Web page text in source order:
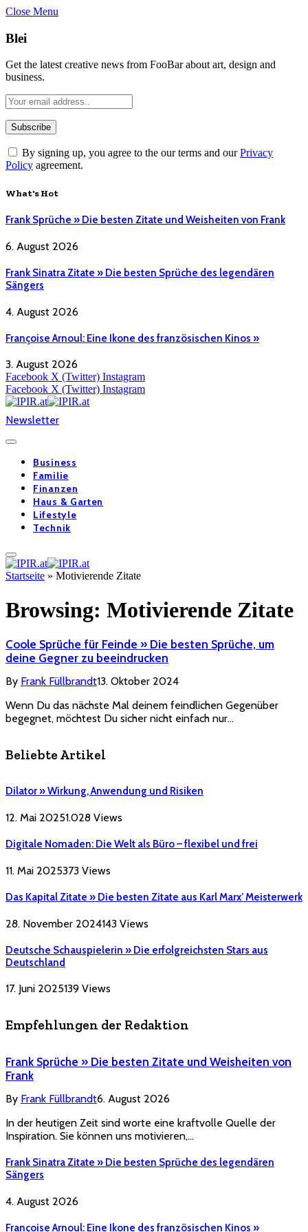
Close Menu
Blei
Get the latest creative news from FooBar about art, design and
business.
By signing up, you agree to the our terms and ourPrivacy
Policy agreement.
What's Hot
Frank Sprüche » Die besten Zitate und Weisheiten von Frank
6. August 2026
Frank Sinatra Zitate » Die besten Sprüche des legendären
Sängers
4. August 2026
Françoise Arnoul: Eine Ikone des französischen Kinos »
3. August 2026
Facebook X (Twitter) Instagram
Facebook X (Twitter) Instagram
Newsletter
Business
Familie
Finanzen
Haus & Garten
Lifestyle
Technik
Startseite » Motivierende Zitate
Browsing: Motivierende Zitate
Coole Sprüche für Feinde » Die besten Sprüche, um
deine Gegner zu beeindrucken
By Frank Füllbrandt13. Oktober 2024
Wenn Du das nächste Mal deinem feindlichen Gegenüber
begegnet, möchtest Du sicher nicht einfach nur…
Beliebte Artikel
Dilator » Wirkung, Anwendung und Risiken
12. Mai 20251.028 Views
Digitale Nomaden: Die Welt als Büro – flexibel und frei
11. Mai 2025373 Views
Das Kapital Zitate » Die besten Zitate aus Karl Marx’ Meisterwerk
28. November 2024143 Views
Deutsche Schauspielerin » Die erfolgreichsten Stars aus
Deutschland
17. Juni 2025139 Views
Empfehlungen der Redaktion
Frank Sprüche » Die besten Zitate und Weisheiten von
Frank
By Frank Füllbrandt6. August 2026
In der heutigen Zeit sind worte eine kraftvolle Quelle der
Inspiration. Sie können uns motivieren,…
Frank Sinatra Zitate » Die besten Sprüche des legendären
Sängers
4. August 2026
Françoise Arnoul: Eine Ikone des französischen Kinos »